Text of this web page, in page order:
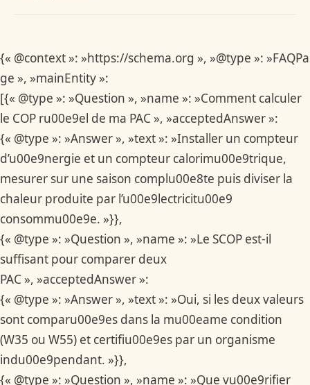
{« @context »: »https://schema.org », »@type »: »FAQPa
ge », »mainEntity »:
[{« @type »: »Question », »name »: »Comment calculer
le COP ru00e9el de ma PAC », »acceptedAnswer »:
{« @type »: »Answer », »text »: »Installer un compteur
d’u00e9nergie et un compteur calorimu00e9trique,
mesurer sur une saison complu00e8te puis diviser la
chaleur produite par l’u00e9lectricitu00e9
consommu00e9e. »}},
{« @type »: »Question », »name »: »Le SCOP est-il
suffisant pour comparer deux
PAC », »acceptedAnswer »:
{« @type »: »Answer », »text »: »Oui, si les deux valeurs
sont comparu00e9es dans la mu00eame condition
(W35 ou W55) et certifiu00e9es par un organisme
indu00e9pendant. »}},
{« @type »: »Question », »name »: »Que vu00e9rifier